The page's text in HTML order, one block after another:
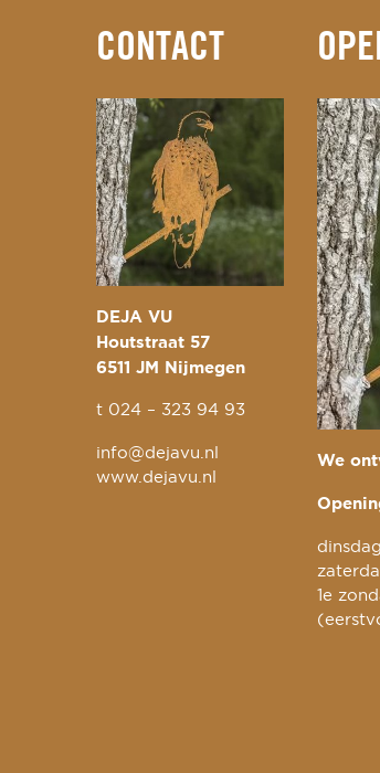
CONTACT
DEJA VU
Houtstraat 57
6511 JM Nijmegen
t 024 – 323 94 93
info@dejavu.nl
www.dejavu.nl
We
1e